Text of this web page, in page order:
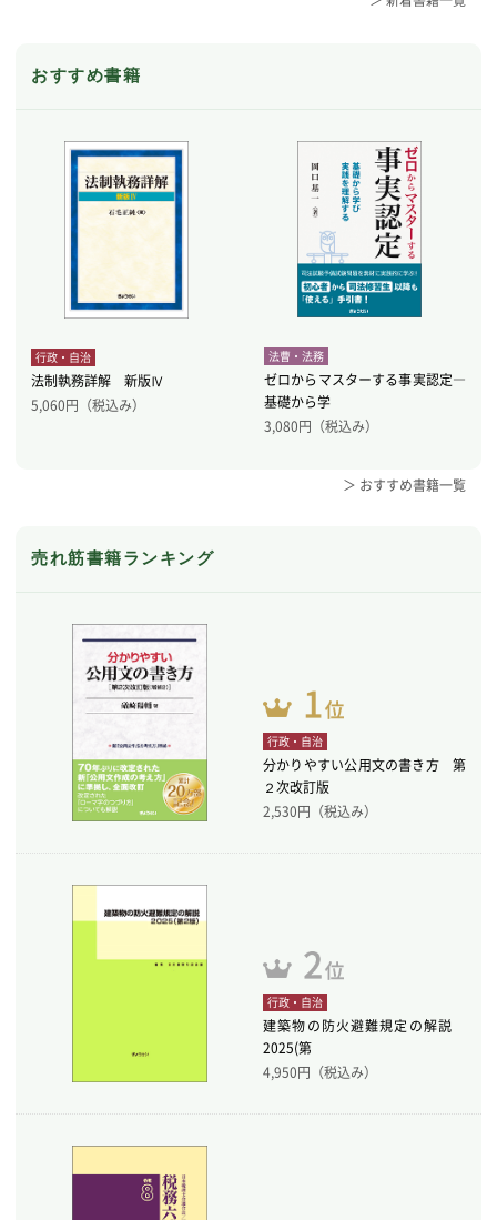
おすすめ書籍
行政・自治
法制執務詳解 新版Ⅳ
5,060円（税込み）
法曹・法務
ゼロからマスターする事実認定―
基礎から学
3,080円（税込み）
＞ おすすめ書籍一覧
売れ筋書籍ランキング
行政・自治
分かりやすい公用文の書き方 第
２次改訂版
2,530円（税込み）
行政・自治
建築物の防火避難規定の解説
2025(第
4,950円（税込み）